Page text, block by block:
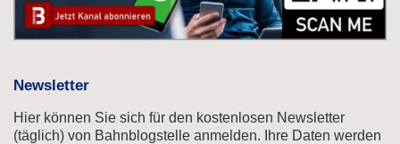
Newsletter
Hier können Sie sich für den kostenlosen Newsletter
(täglich) von Bahnblogstelle anmelden. Ihre Daten werden